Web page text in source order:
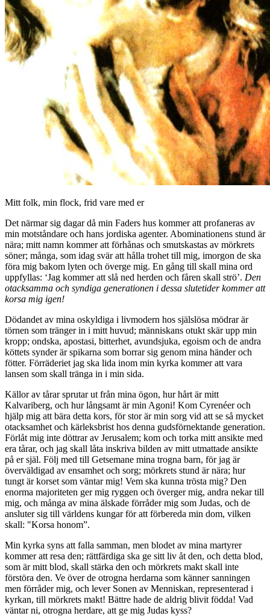
Mitt folk, min flock, frid vare med er
Det närmar sig dagar då min Faders hus kommer att profaneras av
min motståndare och hans jordiska agenter. Abominationens stund är
nära; mitt namn kommer att förhånas och smutskastas av mörkrets
söner; många, som idag svär att hålla trohet till mig, imorgon de ska
föra mig bakom lyten och överge mig. En gång till skall mina ord
uppfyllas: ‘Jag kommer att slå ned herden och fåren skall strö’. Den
otacksamma och syndiga generationen i dessa slutetider kommer att
korsa mig igen!
Dödandet av mina oskyldiga i livmodern hos själslösa mödrar är
törnen som tränger in i mitt huvud; människans otukt skär upp min
kropp; ondska, apostasi, bitterhet, avundsjuka, egoism och de andra
köttets synder är spikarna som borrar sig genom mina händer och
fötter. Förräderiet jag ska lida inom min kyrka kommer att vara
lansen som skall tränga in i min sida.
Källor av tårar sprutar ut från mina ögon, hur hårt är mitt
Kalvariberg, och hur långsamt är min Agoni! Kom Cyrenéer och
hjälp mig att bära detta kors, för stor är min sorg vid att se så mycket
otacksamhet och kärleksbrist hos denna gudsförnektande generation.
Förlåt mig inte döttrar av Jerusalem; kom och torka mitt ansikte med
era tårar, och jag skall låta inskriva bilden av mitt utmattade ansikte
på er själ. Följ med till Getsemane mina trogna barn, för jag är
överväldigad av ensamhet och sorg; mörkrets stund är nära; hur
tungt är korset som väntar mig! Vem ska kunna trösta mig? Den
enorma majoriteten ger mig ryggen och överger mig, andra nekar till
mig, och många av mina älskade förråder mig som Judas, och de
ansluter sig till världens kungar för att förbereda min dom, vilken
skall: "Korsa honom”.
Min kyrka syns att falla samman, men blodet av mina martyrer
kommer att resa den; rättfärdiga ska ge sitt liv åt den, och detta blod,
som är mitt blod, skall stärka den och mörkrets makt skall inte
förstöra den. Ve över de otrogna herdarna som känner sanningen
men förråder mig, och lever Sonen av Menniskan, representerad i
kyrkan, till mörkrets makt! Bättre hade de aldrig blivit födda! Vad
väntar ni, otrogna herdare, att ge mig Judas kyss?